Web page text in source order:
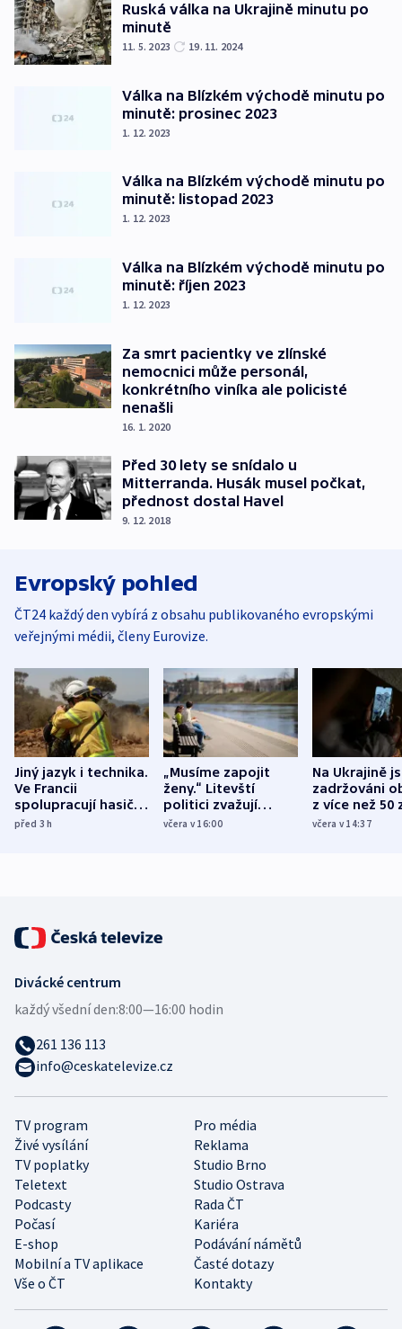
Ruská válka na Ukrajině minutu po
minutě
11. 5. 2023 19. 11. 2024
Válka na Blízkém východě minutu po
minutě: prosinec 2023
1. 12. 2023
Válka na Blízkém východě minutu po
minutě: listopad 2023
1. 12. 2023
Válka na Blízkém východě minutu po
minutě: říjen 2023
1. 12. 2023
Za smrt pacientky ve zlínské
nemocnici může personál,
konkrétního viníka ale policisté
nenašli
16. 1. 2020
Před 30 lety se snídalo u
Mitterranda. Husák musel počkat,
přednost dostal Havel
9. 12. 2018
Evropský pohled
ČT24 každý den vybírá z obsahu publikovaného evropskými
veřejnými médii, členy Eurovize.
Jiný jazyk i technika.
Ve Francii
spolupracují hasiči z
různých zemí
před 3h
„Musíme zapojit
ženy.“ Litevští
politici zvažují
dohodu o
včera v 16:00
Na Ukrajině
zadržováni
z více než 50
Bojovali na
včera v 14:37
TV program
Pro média
Živé vysílání
Reklama
TV poplatky
Studio Brno
Teletext
Studio Ostrava
Podcasty
Rada ČT
Počasí
Kariéra
E-shop
Podávání námětů
Mobilní a TV aplikace
Časté dotazy
Vše o ČT
Kontakty
Divácké centrum
každý všední den:8:00—16:00 hodin
261 136 113
info@ceskatelevize.cz